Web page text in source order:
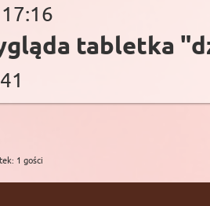
tabletka
1 gości